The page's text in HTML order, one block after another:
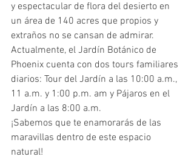
y espectacular de flora del desierto en
un área de 140 acres que propios y
extraños no se cansan de admirar.
Actualmente, el Jardín Botánico de
Phoenix cuenta con dos tours familiares
diarios: Tour del Jardín a las 10:00 a.m.,
11 a.m. y 1:00 p.m. am y Pájaros en el
Jardín a las 8:00 a.m.
¡Sabemos que te enamorarás de las
maravillas dentro de este espacio
natural!